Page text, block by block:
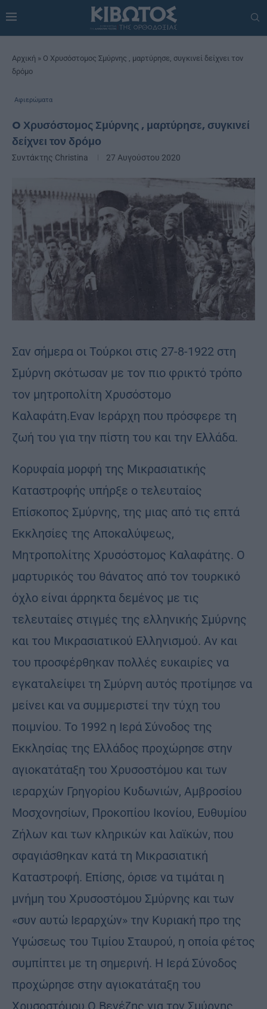
Αρχική » O Χρυσόστομος Σμύρνης , μαρτύρησε, συγκινεί δείχνει τον
δρόμο
Αφιερώματα
O Χρυσόστομος Σμύρνης , μαρτύρησε, συγκινεί
δείχνει τον δρόμο
Συντάκτης Christina 27 Αυγούστου 2020
Σαν σήμερα οι Τούρκοι στις 27-8-1922 στη
Σμύρνη σκότωσαν με τον πιο φρικτό τρόπο
τον μητροπολίτη Χρυσόστομο
Καλαφάτη.Εναν Ιεράρχη που πρόσφερε τη
ζωή του για την πίστη του και την Ελλάδα.
Κορυφαία μορφή της Μικρασιατικής
Καταστροφής υπήρξε ο τελευταίος
Επίσκοπος Σμύρνης, της μιας από τις επτά
Εκκλησίες της Αποκαλύψεως,
Μητροπολίτης Χρυσόστομος Καλαφάτης. Ο
μαρτυρικός του θάνατος από τον τουρκικό
όχλο είναι άρρηκτα δεμένος με τις
τελευταίες στιγμές της ελληνικής Σμύρνης
και του Μικρασιατικού Ελληνισμού. Αν και
του προσφέρθηκαν πολλές ευκαιρίες να
εγκαταλείψει τη Σμύρνη αυτός προτίμησε να
μείνει και να συμμεριστεί την τύχη του
ποιμνίου. Το 1992 η Ιερά Σύνοδος της
Εκκλησίας της Ελλάδος προχώρησε στην
αγιοκατάταξη του Χρυσοστόμου και των
ιεραρχών Γρηγορίου Κυδωνιών, Αμβροσίου
Μοσχονησίων, Προκοπίου Ικονίου, Ευθυμίου
Ζήλων και των κληρικών και λαϊκών, που
σφαγιάσθηκαν κατά τη Μικρασιατική
Καταστροφή. Επίσης, όρισε να τιμάται η
μνήμη του Χρυσοστόμου Σμύρνης και των
«συν αυτώ Ιεραρχών» την Κυριακή προ της
Υψώσεως του Τιμίου Σταυρού, η οποία φέτος
συμπίπτει με τη σημερινή. Η Ιερά Σύνοδος
προχώρησε στην αγιοκατάταξη του
Χρυσοστόμου Ο Βενέζης για τον Σμύρνης